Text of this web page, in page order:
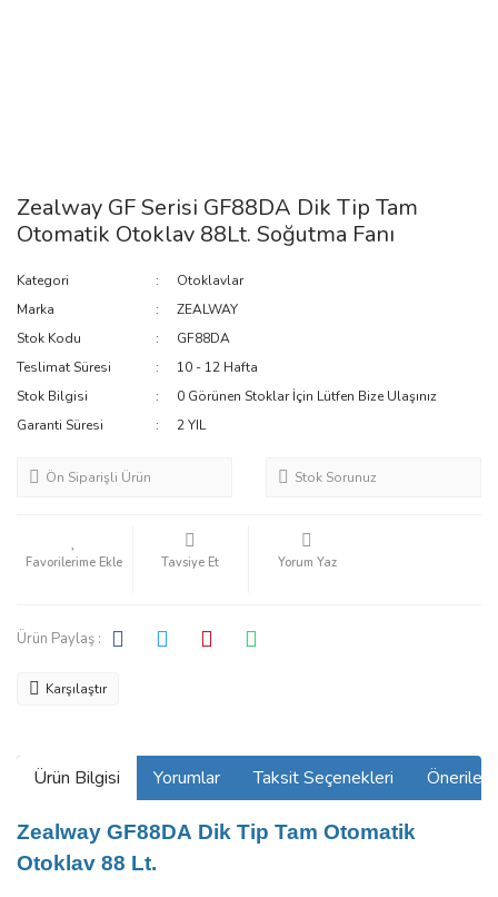
Zealway GF Serisi GF88DA Dik Tip Tam
Otomatik Otoklav 88Lt. Soğutma Fanı
Kategori
Otoklavlar
Marka
ZEALWAY
Stok Kodu
GF88DA
Teslimat Süresi
10 - 12 Hafta
Stok Bilgisi
0 Görünen Stoklar İçin Lütfen Bize Ulaşınız
Garanti Süresi
2 YIL
Ön Siparişli Ürün Stok Sorunuz
Tavsiye Et Yorum Yaz
Ürün Paylaş :
Karşılaştır
Ürün Bilgisi Yorumlar Taksit Seçenekleri
Zealway GF88DA Dik Tip Tam Otomatik
Otoklav 88 Lt.